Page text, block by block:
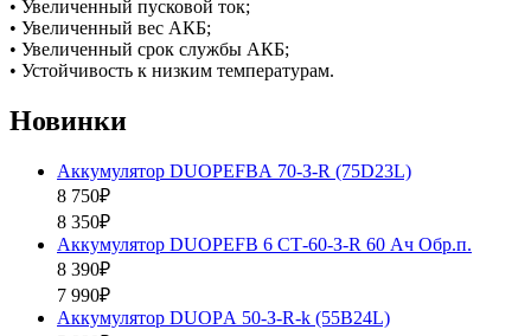
• Увеличенный пусковой ток;
• Увеличенный вес АКБ;
• Увеличенный срок службы АКБ;
• Устойчивость к низким температурам.
Новинки
Аккумулятор DUOPEFBА 70-З-R (75D23L)
8 750₽
8 350₽
Аккумулятор DUOPEFB 6 СТ-60-З-R 60 Ач Обр.п.
8 390₽
7 990₽
Аккумулятор DUOPА 50-З-R-k (55B24L)